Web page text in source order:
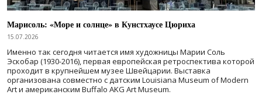
Марисоль: «Море и солнце» в Кунстхаусе Цюриха
15.07.2026
Именно так сегодня читается имя художницы Марии Соль
Эскобар (1930-2016), первая европейская ретроспектива которой
проходит в крупнейшем музее Швейцарии. Выставка
организована совместно с датским Louisiana Museum of Modern
Art и американским Buffalo AKG Art Museum.